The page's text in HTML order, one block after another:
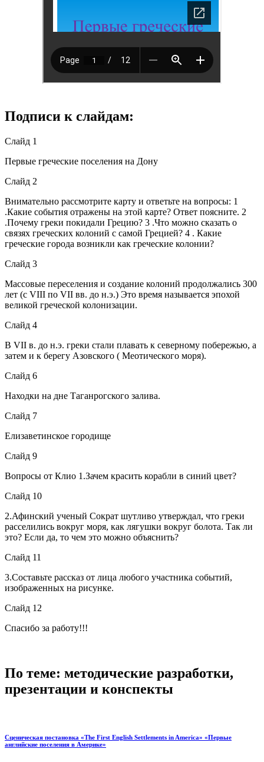
Подписи к слайдам:
Слайд 1
Первые греческие поселения на Дону
Слайд 2
Внимательно рассмотрите карту и ответьте на вопросы: 1
.Какие события отражены на этой карте? Ответ поясните. 2
.Почему греки покидали Грецию? 3 .Что можно сказать о
связях греческих колоний с самой Грецией? 4 . Какие
греческие города возникли как греческие колонии?
Слайд 3
Массовые переселения и создание колоний продолжались 300
лет (с VIII по VII вв. до н.э.) Это время называется эпохой
великой греческой колонизации.
Слайд 4
В VII в. до н.э. греки стали плавать к северному побережью, а
затем и к берегу Азовского ( Меотического моря).
Слайд 6
Находки на дне Таганрогского залива.
Слайд 7
Елизаветинское городище
Слайд 9
Вопросы от Клио 1.Зачем красить корабли в синий цвет?
Слайд 10
2.Афинский ученый Сократ шутливо утверждал, что греки
расселились вокруг моря, как лягушки вокруг болота. Так ли
это? Если да, то чем это можно объяснить?
Слайд 11
3.Составьте рассказ от лица любого участника событий,
изображенных на рисунке.
Слайд 12
Спасибо за работу!!!
По теме: методические разработки,
презентации и конспекты
Сценическая постановка «The First English Settlements in America» «Первые
английские поселения в Америке»